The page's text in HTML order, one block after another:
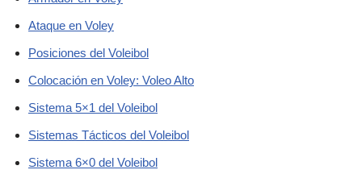
Ataque en Voley
Posiciones del Voleibol
Colocación en Voley: Voleo Alto
Sistema 5×1 del Voleibol
Sistemas Tácticos del Voleibol
Sistema 6×0 del Voleibol